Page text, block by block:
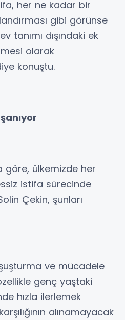
her ne kadar bir
gibi görünse
tanımı dışındaki ek
olarak
konuştu.
göre, ülkemizde her
istifa sürecinde
Çekin, şunları
ve mücadele
genç yaştaki
hızla ilerlemek
alınamayacak